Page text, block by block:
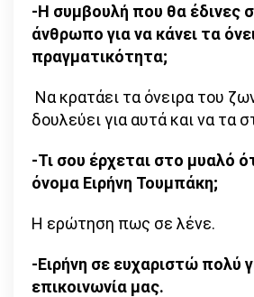
-Η συμβουλή που θα έδινες
άνθρωπο για να κάνει τα
πραγματικότητα;
Να κρατάει τα όνειρα του
δουλεύει για αυτά και να τα
-Τι σου έρχεται στο μυαλό
όνομα Ειρήνη Τουμπάκη;
Η ερώτηση πως σε λένε.
-Ειρήνη σε ευχαριστώ πολύ
επικοινωνία μας.